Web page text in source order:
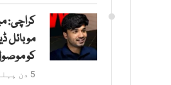
کراچی:
موبائل
کو
5 دن پہلے